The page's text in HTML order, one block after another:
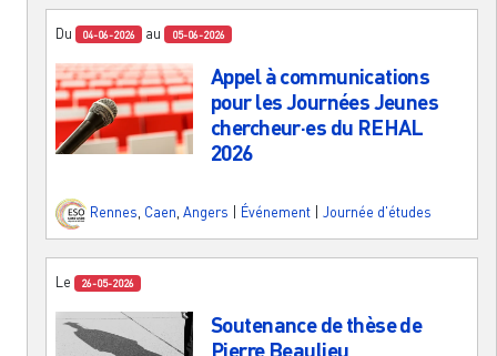
Du 04-06-2026 au 05-06-2026
Appel à communications
pour les Journées Jeunes
chercheur·es du REHAL
2026
Rennes, Caen, Angers Événement Journée d'études
Le 26-05-2026
Soutenance de thèse de
Pierre Beaulieu